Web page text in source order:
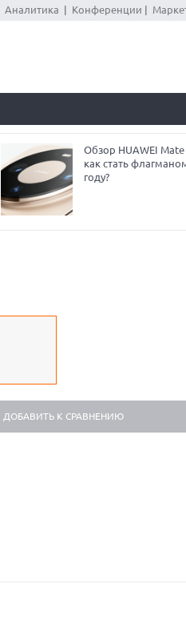
Аналитика Конференции
Обзор HUAWEI Mate
как стать
году?
ДОБАВИТЬ К СРАВНЕНИЮ